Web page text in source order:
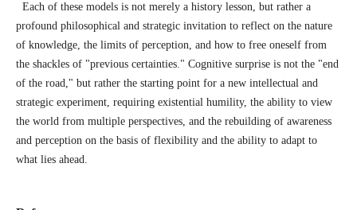
Each of these models is not merely a history lesson, but rather a
profound philosophical and strategic invitation to reflect on the nature
of knowledge, the limits of perception, and how to free oneself from
the shackles of "previous certainties." Cognitive surprise is not the "end
of the road," but rather the starting point for a new intellectual and
strategic experiment, requiring existential humility, the ability to view
the world from multiple perspectives, and the rebuilding of awareness
and perception on the basis of flexibility and the ability to adapt to
what lies ahead.